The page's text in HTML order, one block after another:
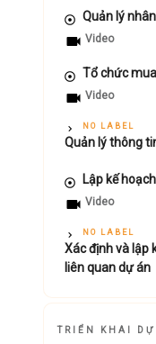
Quản lý
Video
Tổ chức
Video
NO LABEL
Quản lý thông
Lập kế
Video
NO LABEL
Xác định và lập
liên quan dự án
TRIỂN KHAI DỰ